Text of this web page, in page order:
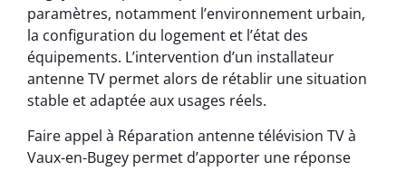
paramètres, notamment l’environnement urbain,
la configuration du logement et l’état des
équipements. L’intervention d’un installateur
antenne TV permet alors de rétablir une situation
stable et adaptée aux usages réels.
Faire appel à Réparation antenne télévision TV à
Vaux-en-Bugey permet d’apporter une réponse